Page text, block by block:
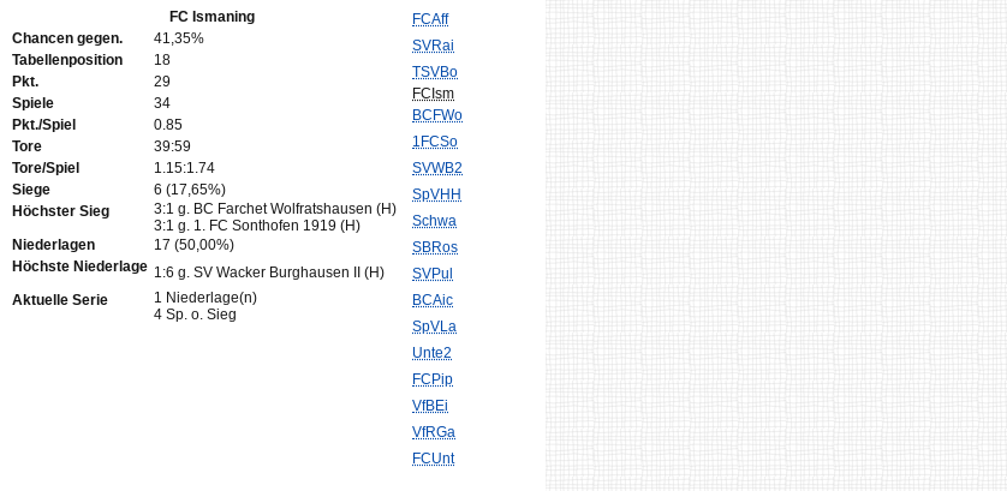
FC Ismaning
Chancen gegen.
41,35%
Tabellenposition
18
Pkt.
29
Spiele
34
Pkt./Spiel
0.85
Tore
39:59
Tore/Spiel
1.15:1.74
Siege
6 (17,65%)
Höchster Sieg
3:1 g. BC Farchet Wolfratshausen (H)
3:1 g. 1. FC Sonthofen 1919 (H)
Niederlagen
17 (50,00%)
Höchste Niederlage 1:6 g. SV Wacker Burghausen II (H)
Aktuelle Serie
1 Niederlage(n)
4 Sp. o. Sieg
FCAff
SVRai
TSVBo
FCIsm
BCFWo
1FCSo
SVWB2
SpVHH
Schwa
SBRos
SVPul
BCAic
SpVLa
Unte2
FCPip
VfBEi
VfRGa
FCUnt